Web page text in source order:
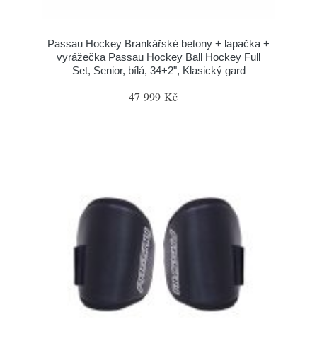
Passau Hockey Brankářské betony + lapačka +
vyrážečka Passau Hockey Ball Hockey Full
Set, Senior, bílá, 34+2", Klasický gard
47 999 Kč